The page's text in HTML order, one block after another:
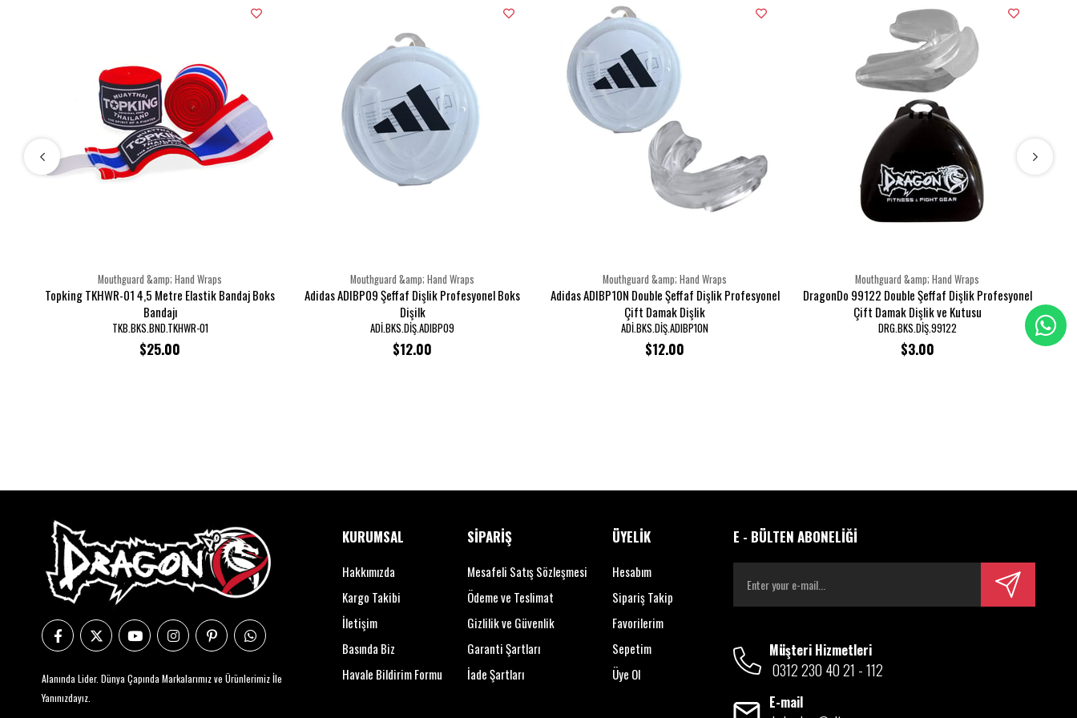
Mouthguard &amp; Hand Wraps
Topking TKHWR-01 4,5 Metre Elastik Bandaj Boks
Bandajı
TKB.BKS.BND.TKHWR-01
$25.00
Mouthguard &amp; Hand Wraps
Adidas ADIBP09 Şeffaf Dişlik Profesyonel Boks
Dişilk
ADİ.BKS.DİŞ.ADIBP09
$12.00
Mouthguard &amp; Hand Wraps
Adidas ADIBP10N Double Şeffaf Dişlik Profesyonel
Çift Damak Dişlik
ADİ.BKS.DİŞ.ADIBP10N
$12.00
Mouthguard &amp; Hand Wraps
DragonDo 99122 Double Şeffaf Dişlik Profesyonel
Çift Damak Dişlik ve Kutusu
DRG.BKS.DİŞ.99122
$3.00
Alanında Lider. Dünya Çapında Markalarımız ve Ürünlerimiz İle
Yanınızdayız.
KURUMSAL
Hakkımızda
Kargo Takibi
İletişim
Basında Biz
Havale Bildirim Formu
SİPARİŞ
Mesafeli Satış Sözleşmesi
Ödeme ve Teslimat
Gizlilik ve Güvenlik
Garanti Şartları
İade Şartları
ÜYELİK
Hesabım
Sipariş Takip
Favorilerim
Sepetim
Üye Ol
E - BÜLTEN ABONELİĞİ
Müşteri Hizmetleri
0312 230 40 21 - 112
E-mail